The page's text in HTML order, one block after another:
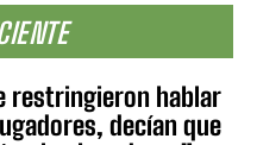
restringieron hablar
decían que